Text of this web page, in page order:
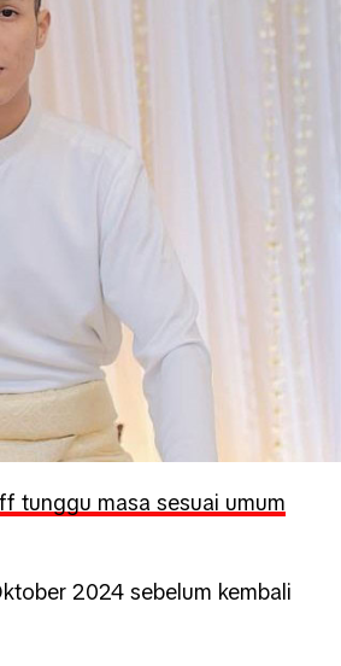
tunggu masa sesuai umum
2024 sebelum kembali